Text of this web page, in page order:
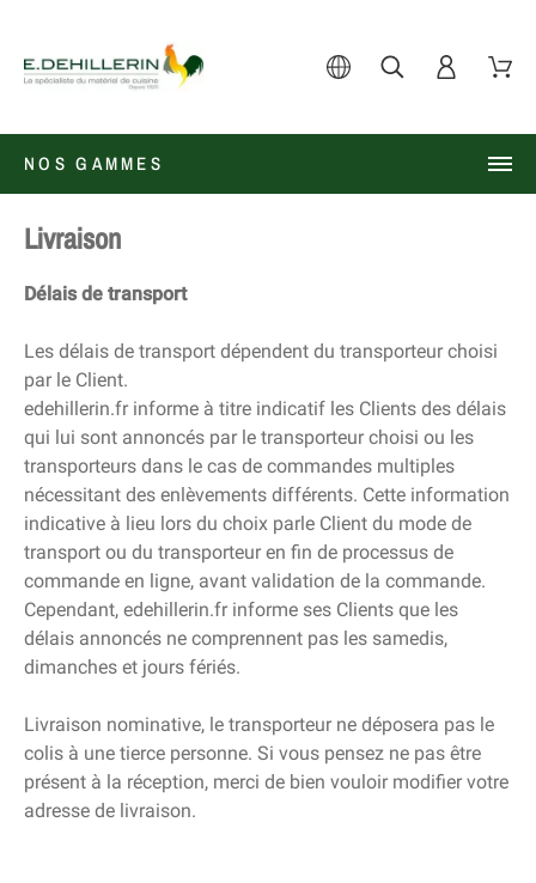
NOS GAMMES
Livraison
Délais de transport
Les délais de transport dépendent du transporteur choisi
par le Client.
edehillerin.fr informe à titre indicatif les Clients des délais
qui lui sont annoncés par le transporteur choisi ou les
transporteurs dans le cas de commandes multiples
nécessitant des enlèvements différents. Cette information
indicative à lieu lors du choix parle Client du mode de
transport ou du transporteur en fin de processus de
commande en ligne, avant validation de la commande.
Cependant, edehillerin.fr informe ses Clients que les
délais annoncés ne comprennent pas les samedis,
dimanches et jours fériés.
Livraison nominative, le transporteur ne déposera pas le
colis à une tierce personne. Si vous pensez ne pas être
présent à la réception, merci de bien vouloir modifier votre
adresse de livraison.